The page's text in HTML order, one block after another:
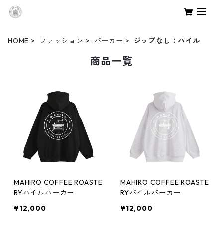
HOME ファッション パーカー ジップなし：パイル
商品一覧
MAHIRO COFFEE ROASTE
RYパイルパーカー
¥12,000
MAHIRO COFFEE ROASTE
RYパイルパーカー
¥12,000